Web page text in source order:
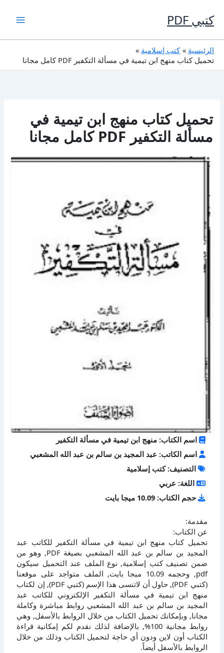
إلى
المحتوى
كتبي PDF
الرئيسية
كتب إسلامية
تحميل كتاب منهج ابن تيمية في مسألة التكفير PDF كامل مجانا
تحميل كتاب منهج ابن تيمية في
مسألة التكفير PDF كامل مجانا
اسم الكتاب: منهج ابن تيمية في مسألة التكفير
اسم الكاتب: عبد المجيد بن سالم بن عبد الله المشعبي
التصنيف: كتب إسلامية
اللغة: عربي
حجم الكتاب: 10.09 ميجا بايت
مقدمة:
عن الكتاب:
تحميل كتاب منهج ابن تيمية في مسألة التكفير للكاتب عبد
المجيد بن سالم بن عبد الله المشعبي بصيغة PDF, وهو من
ضمن تصنيف كتب إسلامية, نوع الملف عند التحميل سيكون
pdf, وحجمه 10.09 ميجا بايت, الملف متواجد على موقعنا
(كتبي PDF), حاول أن لاتنسى هذا الإسم (كتبي PDF), إن لكتاب
منهج ابن تيمية في مسألة التكفير الإلكتروني للكاتب عبد
المجيد بن سالم بن عبد الله المشعبي روابط مباشرة وكاملة
مجانا, وبإمكانك تحميل الكتاب من خلال الروابط بالأسفل, وهي
روابط مجانية 100%, بالإضافة لذلك نقدم لكم إمكانية قراءة
الكتاب أون لاين ودون أي حاجة لتحميل الكتاب وذلك من خلال
الروابط بالأسفل أيضاً.